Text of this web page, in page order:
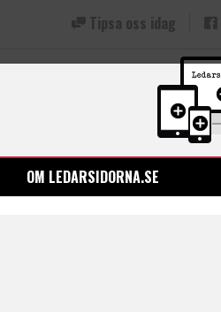
Tipsa oss idag
OM LEDARSIDORNA.SE